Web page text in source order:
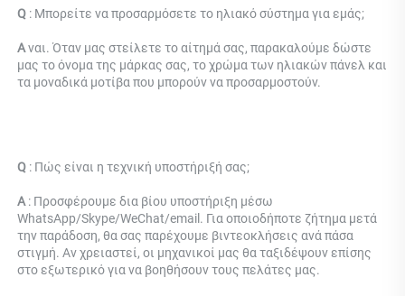
Q : Μπορείτε να προσαρμόσετε το ηλιακό σύστημα για εμάς;
Α ναι. Όταν μας στείλετε το αίτημά σας, παρακαλούμε δώστε
μας το όνομα της μάρκας σας, το χρώμα των ηλιακών πάνελ και
τα μοναδικά μοτίβα που μπορούν να προσαρμοστούν.
Q : Πώς είναι η τεχνική υποστήριξή σας;
Α : Προσφέρουμε δια βίου υποστήριξη μέσω
WhatsApp/Skype/WeChat/email. Για οποιοδήποτε ζήτημα μετά
την παράδοση, θα σας παρέχουμε βιντεοκλήσεις ανά πάσα
στιγμή. Αν χρειαστεί, οι μηχανικοί μας θα ταξιδέψουν επίσης
στο εξωτερικό για να βοηθήσουν τους πελάτες μας.